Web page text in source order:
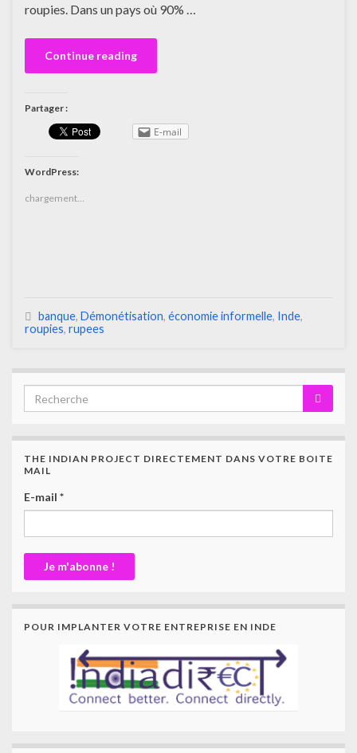
roupies. Dans un pays où 90% …
Continue reading
Partager :
E-mail
WordPress:
chargement…
banque, Démonétisation, économie informelle, Inde,
roupies, rupees
THE INDIAN PROJECT DIRECTEMENT DANS VOTRE BOITE
MAIL
E-mail *
POUR IMPLANTER VOTRE ENTREPRISE EN INDE